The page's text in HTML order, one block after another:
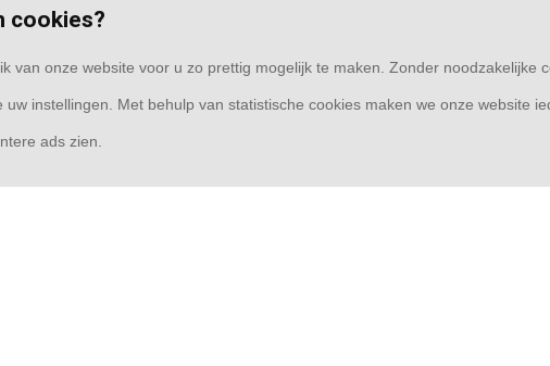
© Copyright 2026
cookies?
van onze website voor u zo prettig mogelijk te maken. Zonder noodzakelijke
instellingen. Met behulp van statistische cookies maken we onze website
ads zien.